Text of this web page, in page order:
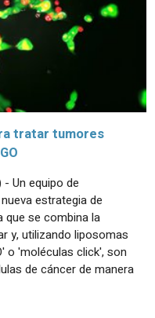
tratar tumores
- Un equipo de
estrategia de
que se combina la
y, utilizando liposomas
o 'moléculas click', son
de cáncer de manera